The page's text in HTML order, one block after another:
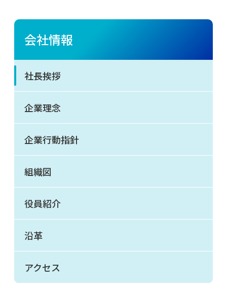
会社情報
社長挨拶
企業理念
企業行動指針
組織図
役員紹介
沿革
アクセス